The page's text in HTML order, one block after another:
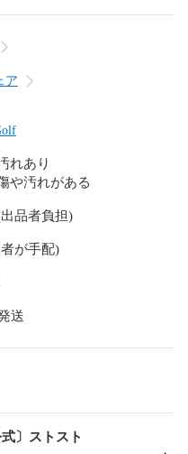
る商品
全て中古品となっており
表記のある商品がござい
からお買取りしたお品物
た上でのお取引とさせて
態を記載出来るよう努め
している関係上記載しき
ございますので、何卒ご
、もしくは画像に写って
れているもの以外に付属
ア
れあり
や汚れがある
品者負担)
が手配)
送
〕ストスト